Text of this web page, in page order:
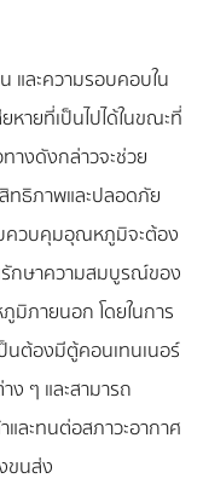
และความรอบคอบใน
หายที่เป็นไปได้ในขณะที่
างดังกล่าวจะช่วย
ทธิภาพและปลอดภัย
ควบคุมอุณหภูมิจะต้อง
กษาความสมบูรณ์ของ
มิภายนอก โดยในการ
ต้องมีตู้คอนเทนเนอร์
ง ๆ และสามารถ
ละทนต่อสภาวะอากาศ
ขนส่ง